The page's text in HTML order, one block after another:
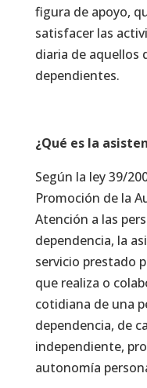
figura de apoyo,
satisfacer las
diaria de
dependientes.
¿Qué es la
Según la ley 39/
Promoción de la
Atención a las
dependencia, la
servicio prestado
que realiza o
cotidiana de una
dependencia, de
independiente,
autonomía